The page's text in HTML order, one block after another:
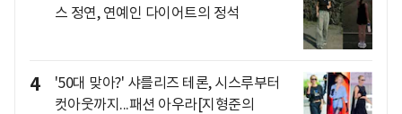
스 정연, 연예인 다이어트의 정석
4
'50대 맞아?' 샤를리즈 테론, 시스루부터
컷아웃까지...패션 아우라[지형준의